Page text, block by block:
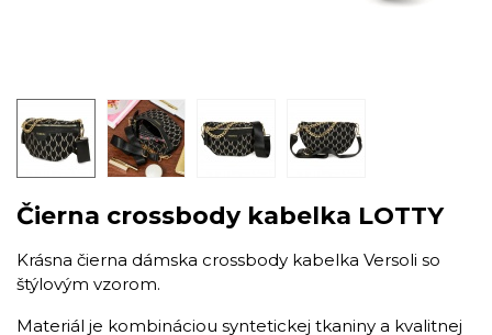
Čierna crossbody kabelka LOTTY
​Krásna čierna dámska crossbody kabelka Versoli so
štýlovým vzorom.
Materiál je kombináciou syntetickej tkaniny a kvalitnej